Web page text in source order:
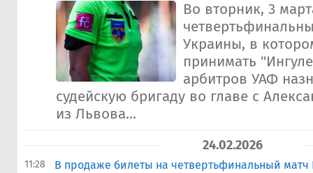
Во вторник, 3
Украины, в
принимать
арбитров УАФ
судейскую бригаду во главе с
из Львова...
24.02.2026
11:28
В продаже билеты на четвертьфинальный матч